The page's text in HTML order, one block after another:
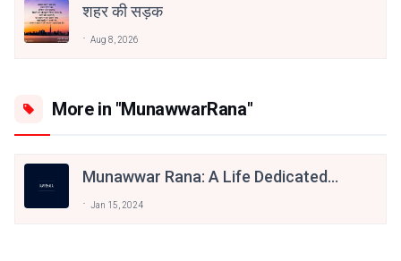
शहर की सड़क
Aug 8, 2026
More in "MunawwarRana"
Munawwar Rana: A Life Dedicated
Jan 15, 2024